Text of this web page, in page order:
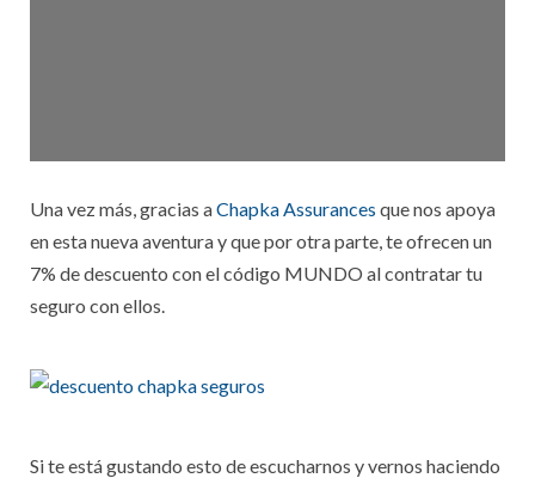
Una vez más, gracias aChapka Assurances que nos apoya
en esta nueva aventura y que por otra parte, te ofrecen un
7% de descuento con el código MUNDO al contratar tu
seguro con ellos.
Si te está gustando esto de escucharnos y vernos haciendo